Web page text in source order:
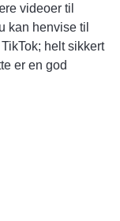
videoer til
kan henvise til
helt sikkert
er en god